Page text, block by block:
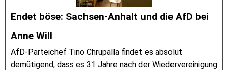
Endet böse: Sachsen-Anhalt und die AfD bei
Anne Will
AfD-Parteichef Tino Chrupalla findet es absolut
demütigend, dass es 31 Jahre nach der Wiedervereinigung